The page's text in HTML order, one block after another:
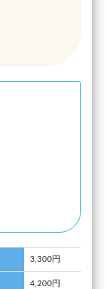
3,300円
4,200円